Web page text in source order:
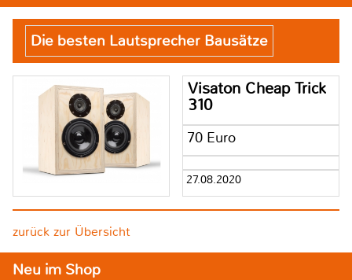
Die besten Lautsprecher Bausätze
Visaton Cheap Trick
310
70 Euro
27.08.2020
zurück zur Übersicht
Neu im Shop